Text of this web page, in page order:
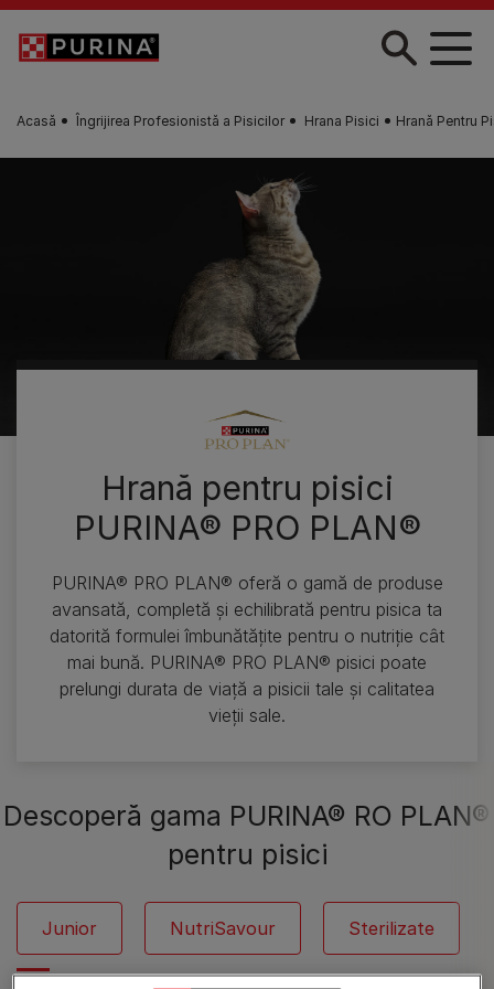
Skip to main content
Acasă Îngrijirea Profesionistă a Pisicilor Hrana Pisici Hrană Pentru
Hrană pentru pisici
PURINA® PRO PLAN®
PURINA® PRO PLAN® oferă o gamă de produse
avansată, completă și echilibrată pentru pisica ta
datorită formulei îmbunătățite pentru o nutriție cât
mai bună​. PURINA® PRO PLAN® pisici poate
prelungi durata de viață a pisicii tale și calitatea
vieții sale.
Descoperă gama PURINA® RO PLAN®
pentru pisici
Junior NutriSavour Sterilizate